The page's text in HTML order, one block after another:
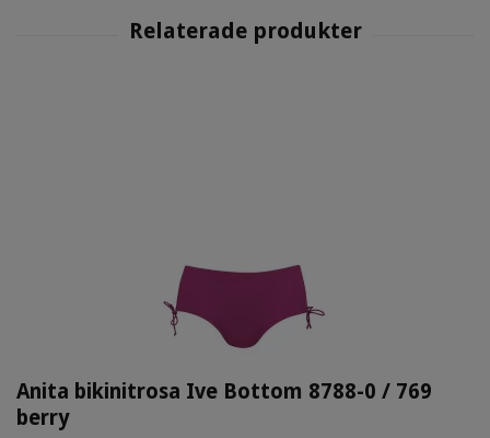
Anita bikinitrosa Ive Bottom 8788-0 / 769
berry